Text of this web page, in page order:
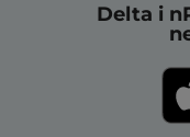
Delta i